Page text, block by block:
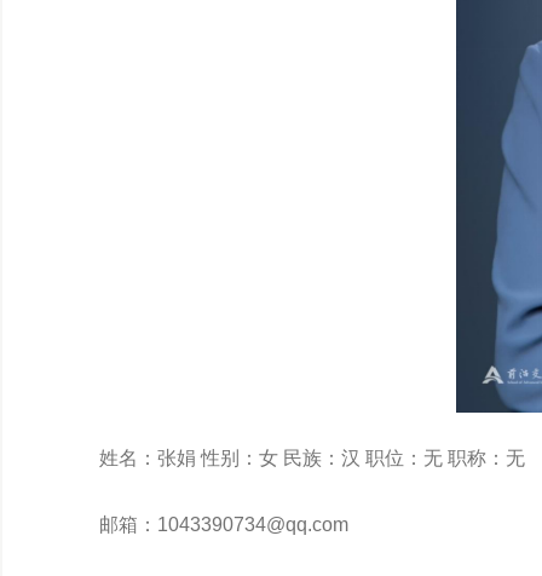
姓名：张娟 性别：女 民族：汉 职位：无 职称：无
邮箱：1043390734@qq.com